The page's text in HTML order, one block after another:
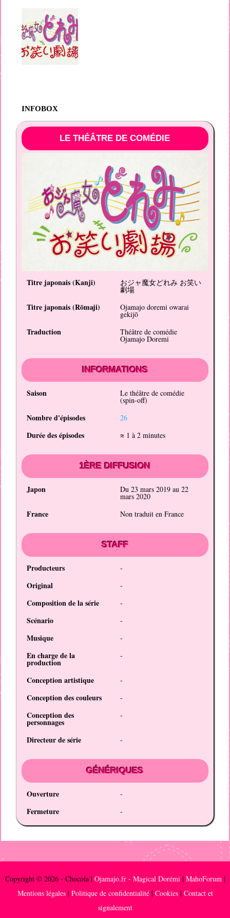
INFOBOX
LE THÉÂTRE DE COMÉDIE
Titre japonais (Kanji) おジャ魔女どれみ お笑い
劇場
Titre japonais (Rōmaji) Ojamajo doremi owarai
gekijō
Traduction Théâtre de comédie
Ojamajo Doremi
INFORMATIONS
Saison Le théâtre de comédie
(spin-off)
Nombre d'épisodes 26
Durée des épisodes ≈ 1 à 2 minutes
1ÈRE DIFFUSION
Japon Du 23 mars 2019 au 22
mars 2020
France Non traduit en France
STAFF
Producteurs -
Original -
Composition de la série -
Scénario -
Musique -
En charge de la
production
-
Conception artistique -
Conception des couleurs -
Conception des
personnages
-
Directeur de série -
GÉNÉRIQUES
Ouverture -
Fermeture -
Copyright © 2026 - Chocola | Ojamajo.fr - Magical Dorémi| MahoForum|
Mentions légales| Politique de confidentialité| Cookies| Contact et
signalement